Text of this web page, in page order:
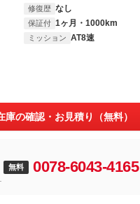
修復歴 なし
保証付 1ヶ月・1000km
ミッション AT8速
庫の確認・お見積り（無料）
無料 0078-6043-4165